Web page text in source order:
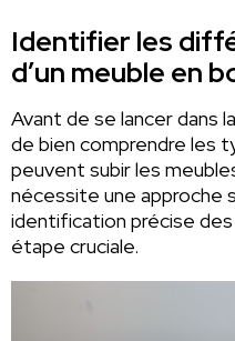
Identifier les
d’un meuble en
Avant de se lancer dans
de bien comprendre les
peuvent subir les
nécessite une approche
identification précise
étape cruciale.